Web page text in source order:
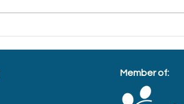
志愿导师难招
Member of: